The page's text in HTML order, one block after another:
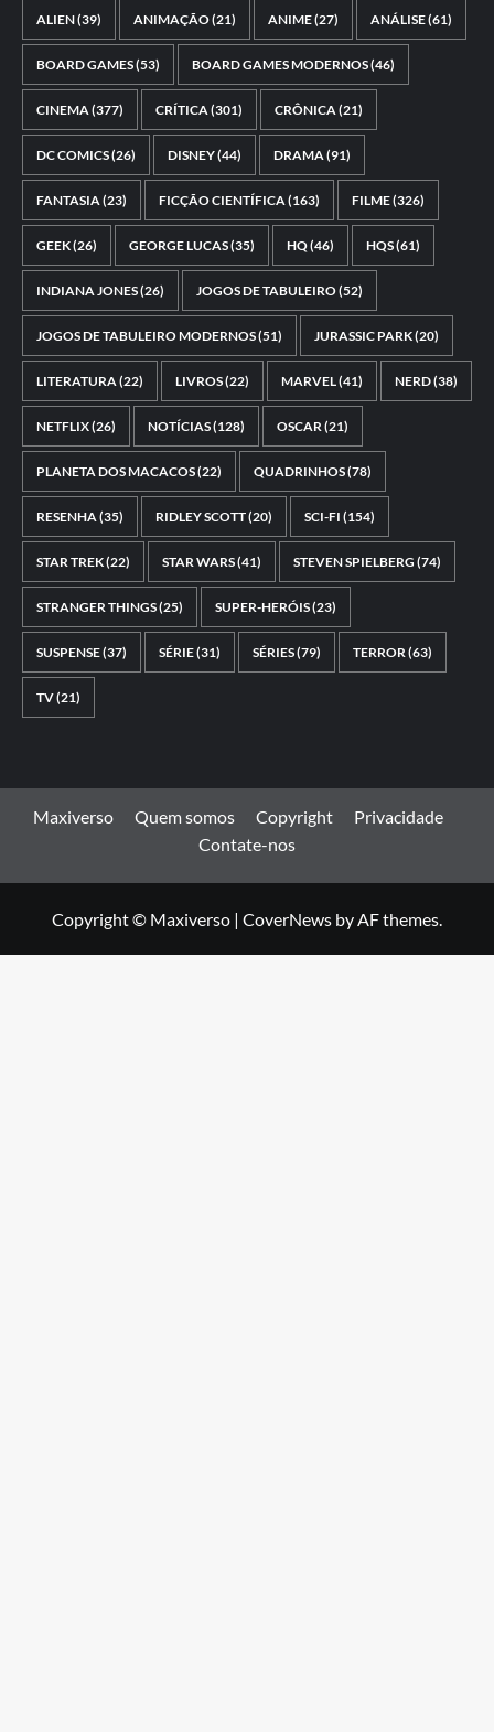
ALIEN(39) ANIMAÇÃO(21) ANIME(27) ANÁLISE(61)
BOARD GAMES(53) BOARD GAMES MODERNOS(46)
CINEMA(377) CRÍTICA(301) CRÔNICA(21)
DC COMICS(26) DISNEY(44) DRAMA(91)
FANTASIA(23) FICÇÃO CIENTÍFICA(163) FILME(326)
GEEK(26) GEORGE LUCAS(35) HQ(46) HQS(61)
INDIANA JONES(26) JOGOS DE TABULEIRO(52)
JOGOS DE TABULEIRO MODERNOS(51) JURASSIC PARK(20)
LITERATURA(22) LIVROS(22) MARVEL(41) NERD(38)
NETFLIX(26) NOTÍCIAS(128) OSCAR(21)
PLANETA DOS MACACOS(22) QUADRINHOS(78)
RESENHA(35) RIDLEY SCOTT(20) SCI-FI (154)
STAR TREK(22) STAR WARS(41) STEVEN SPIELBERG (74)
STRANGER THINGS(25) SUPER-HERÓIS(23)
SUSPENSE(37) SÉRIE(31) SÉRIES(79) TERROR(63)
TV(21)
Maxiverso Quem somos Copyright
Privacidade
Contate-nos
Copyright © Maxiverso | CoverNews by AF themes.